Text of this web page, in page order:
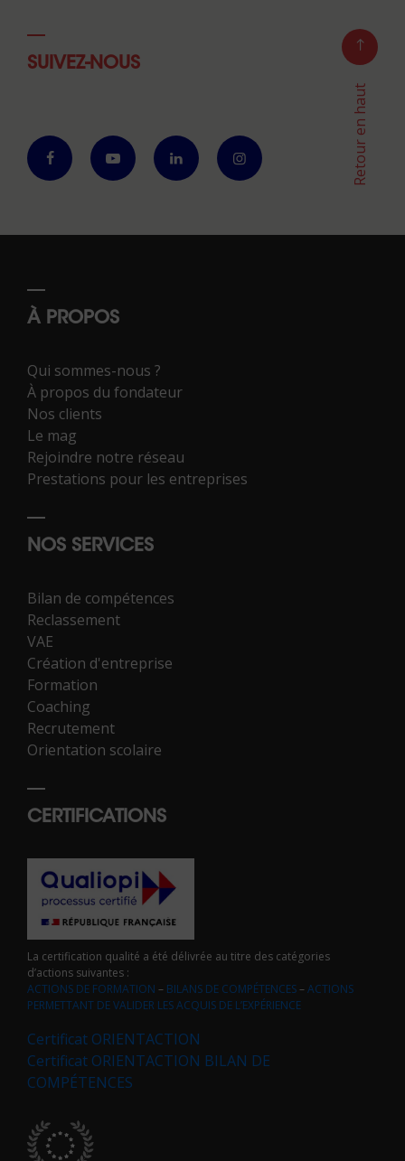
SUIVEZ-NOUS
Retour en haut
À PROPOS
Qui sommes-nous ?
À propos du fondateur
Nos clients
Le mag
Rejoindre notre réseau
Prestations pour les entreprises
NOS SERVICES
Bilan de compétences
Reclassement
VAE
Création d'entreprise
Formation
Coaching
Recrutement
Orientation scolaire
CERTIFICATIONS
La certification qualité a été délivrée au titre des catégories
d’actions suivantes :
ACTIONS DE FORMATION – BILANS DE COMPÉTENCES–ACTIONS
PERMETTANT DE VALIDER LES ACQUIS DE L’EXPÉRIENCE
Certificat ORIENTACTION
Certificat ORIENTACTION BILAN DE
COMPÉTENCES